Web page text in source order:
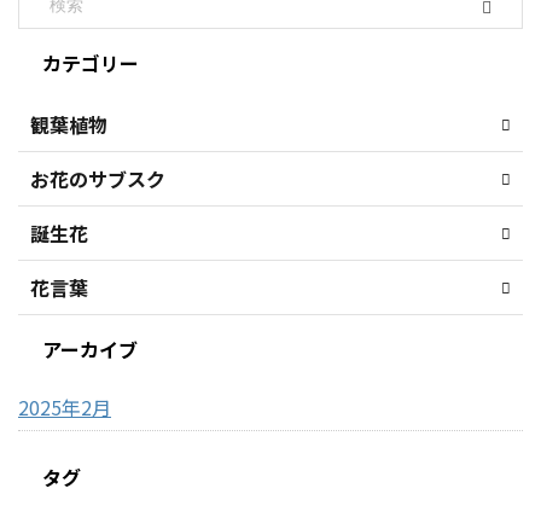
カテゴリー
観葉植物
お花のサブスク
誕生花
花言葉
アーカイブ
2025年2月
タグ